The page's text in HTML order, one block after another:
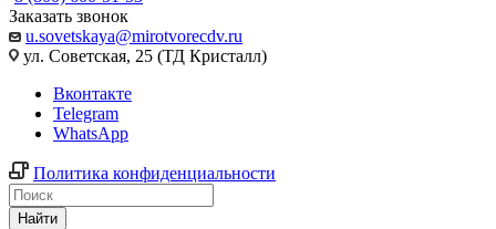
Заказать звонок
u.sovetskaya@mirotvorecdv.ru
ул. Советская, 25 (ТД Кристалл)
Вконтакте
Telegram
WhatsApp
Политика конфиденциальности
Найти